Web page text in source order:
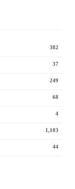
382
37
249
68
4
1,103
44